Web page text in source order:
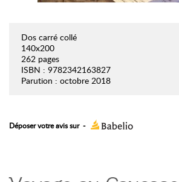
Dos carré collé
140x200
262 pages
ISBN : 9782342163827
Parution : octobre 2018
Déposer votre avis sur -